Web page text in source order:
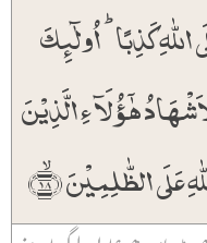
کَذِبًا ؕ اُولٰٓئِکَ
ہٰۤؤُلَآءِ الَّذِیۡنَ
الظّٰلِمِیۡنَ ﴿ۙ۱۸﴾